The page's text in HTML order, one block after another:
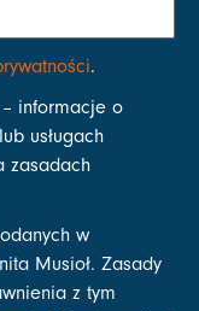
.
informacje o
usługach
zasadach
w
Musioł. Zasady
z tym